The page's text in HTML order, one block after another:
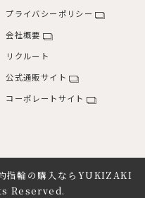
プライバシーポリシー
会社概要
リクルート
公式通販サイト
コーポレートサイト
指輪の購入ならYUKIZAKI
Reserved.